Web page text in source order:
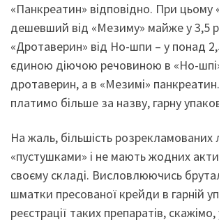
«Панкреатин» відповідно. При цьому
дешевший від «Мезиму» майже у 3,5
«Дротаверин» від Но-шпи – у понад
єдиною діючою речовиною в «Но-
дротаверин, а в «Мезимі»
платимо більше за назву, гарну
На жаль, більшість розрекламованих
«пустушками» і не мають жодних
своєму складі. Висловлюючись
шматки пресованої крейди в гарній
реєстрації таких препаратів,